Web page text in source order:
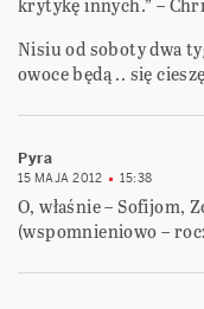
krytykę innych.” –
Nisiu od soboty dwa
owoce będą .. się
Pyra
15 MAJA 2012 15:38
O, właśnie – Sofijom,
(wspomnieniowo –